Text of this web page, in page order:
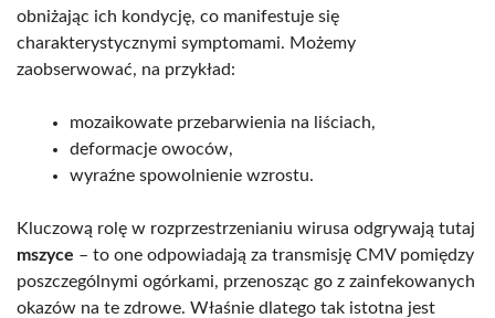
obniżając ich kondycję, co manifestuje się
charakterystycznymi symptomami. Możemy
zaobserwować, na przykład:
mozaikowate przebarwienia na liściach,
deformacje owoców,
wyraźne spowolnienie wzrostu.
Kluczową rolę w rozprzestrzenianiu wirusa odgrywają tutaj
mszyce – to one odpowiadają za transmisję CMV pomiędzy
poszczególnymi ogórkami, przenosząc go z zainfekowanych
okazów na te zdrowe. Właśnie dlatego tak istotna jest